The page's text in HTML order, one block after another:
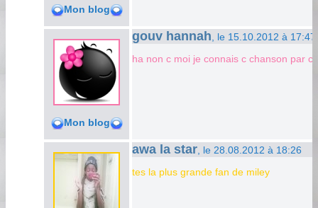
Mon blog
Mon blog
gouv hannah , le 15.10.2012 à 17:47
ha non c moi je connais c chanson par
awa la star , le 28.08.2012 à 18:26
tes la plus grande fan de miley